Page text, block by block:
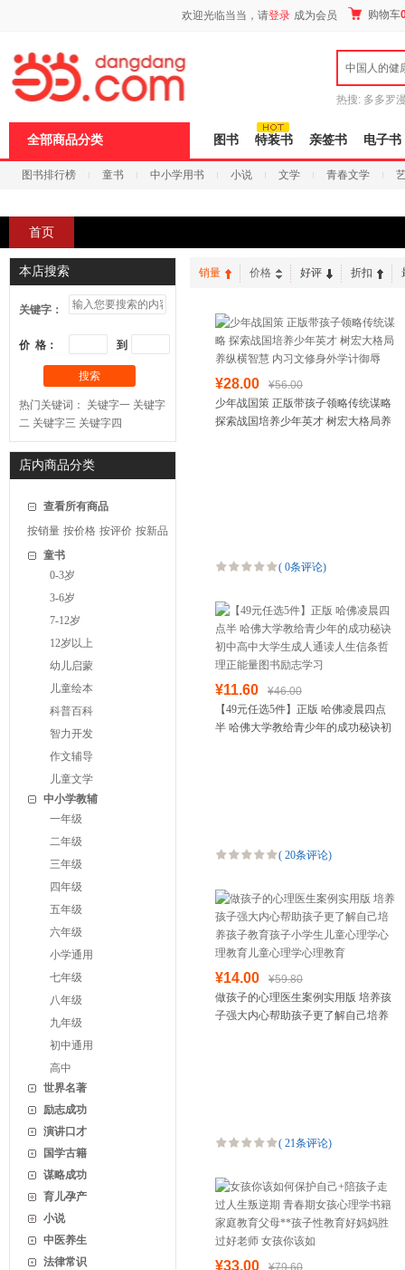
欢迎光临当当，请登录 成为会员 购物车
中国人的健
热搜: 多多罗
全部商品分类 图书 特装书 亲签书 电子书
图书排行榜 童书 中小学用书 小说 文学 青春文学
首页
本店搜索
关键字：
价 格： 到
搜索
热门关键词： 关键字一 关键字
二 关键字三 关键字四
店内商品分类
查看所有商品
按销量 按价格 按评价 按新品
童书
0-3岁
3-6岁
7-12岁
12岁以上
幼儿启蒙
儿童绘本
科普百科
智力开发
作文辅导
儿童文学
中小学教辅
一年级
二年级
三年级
四年级
五年级
六年级
小学通用
七年级
八年级
九年级
初中通用
高中
世界名著
励志成功
演讲口才
国学古籍
谋略成功
育儿孕产
小说
中医养生
法律常识
销量 价格 好评 折扣
¥28.00
¥56.00
少年战国策 正版带孩子领略传统谋略
探索战国培养少年英才 树宏大格局养
( 0条评论)
¥11.60
¥46.00
【49元任选5件】正版 哈佛凌晨四点
半 哈佛大学教给青少年的成功秘诀初
( 20条评论)
¥14.00
¥59.80
做孩子的心理医生案例实用版 培养孩
子强大内心帮助孩子更了解自己培养
( 21条评论)
¥33.00
¥79.60
页
浪
打